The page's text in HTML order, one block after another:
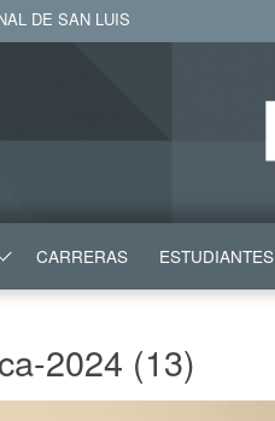
DE SAN LUIS
CARRERAS ESTUDIANTES
2024 (13)